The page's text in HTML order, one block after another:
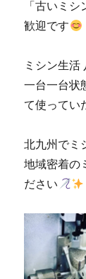
「古いミ
歓迎です
ミシン生活
一台一台状
て使ってい
北九州でミ
地域密着の
ださい